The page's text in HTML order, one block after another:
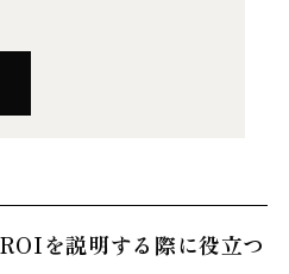
を説明する際に役立つ